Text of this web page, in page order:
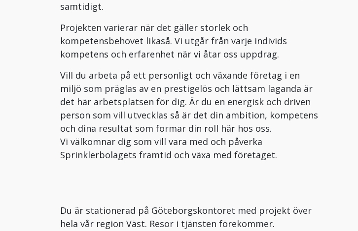
samtidigt.
Projekten varierar när det gäller storlek och
kompetensbehovet likaså. Vi utgår från varje individs
kompetens och erfarenhet när vi åtar oss uppdrag.
Vill du arbeta på ett personligt och växande företag i en
miljö som präglas av en prestigelös och lättsam laganda är
det här arbetsplatsen för dig. Är du en energisk och driven
person som vill utvecklas så är det din ambition, kompetens
och dina resultat som formar din roll här hos oss.
Vi välkomnar dig som vill vara med och påverka
Sprinklerbolagets framtid och växa med företaget.
Du är stationerad på Göteborgskontoret med projekt över
hela vår region Väst. Resor i tjänsten förekommer.